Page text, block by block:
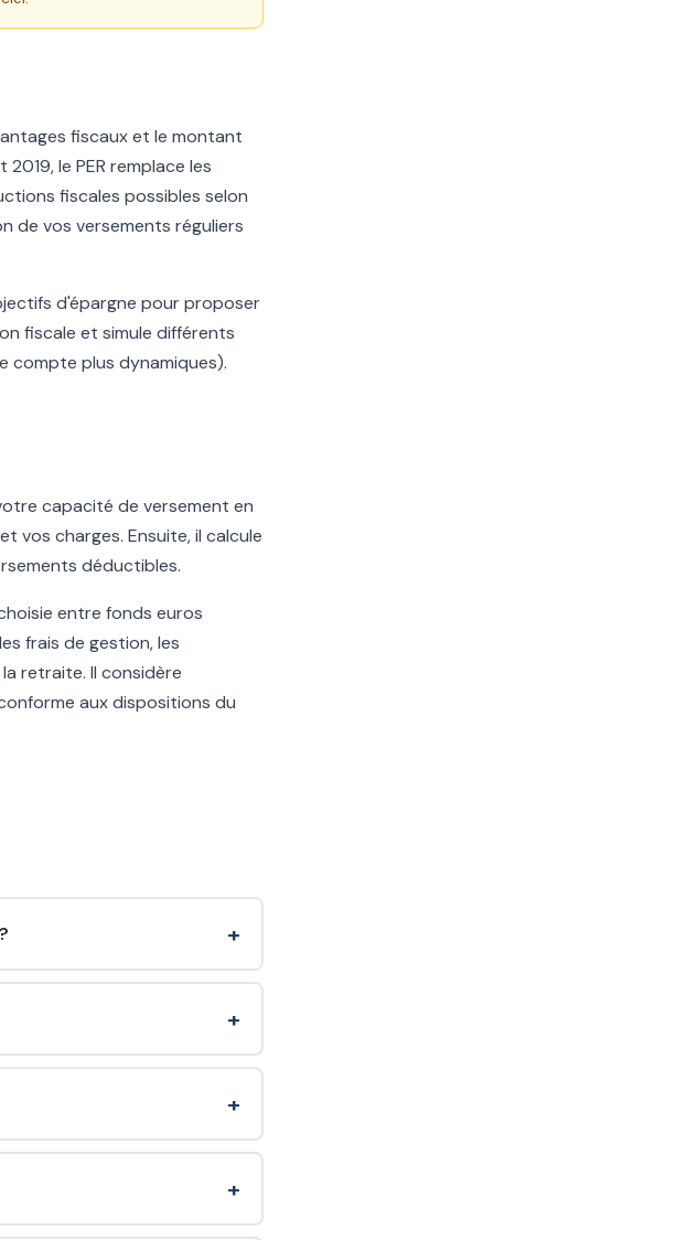
fiscaux et le montant
le PER remplace les
fiscales possibles selon
de vos versements réguliers
d'épargne pour proposer
fiscale et simule différents
compte plus dynamiques).
capacité de versement en
vos charges. Ensuite, il calcule
déductibles.
entre fonds euros
frais de gestion, les
retraite. Il considère
aux dispositions du